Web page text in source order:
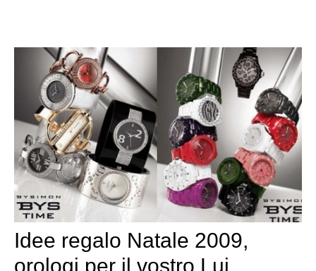
Idee regalo Natale 2009,
orologi per il vostro Lui